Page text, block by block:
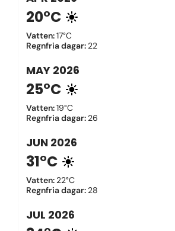
20°C
Vatten:17°C
Regnfria dagar: 22
MAY 2026
25°C
Vatten:19°C
Regnfria dagar: 26
JUN 2026
31°C
Vatten: 22°C
Regnfria dagar: 28
JUL 2026